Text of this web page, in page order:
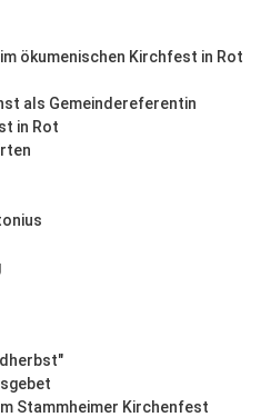
ökumenischen Kirchfest in Rot
als Gemeindereferentin
in Rot
Stammheimer Kirchenfest